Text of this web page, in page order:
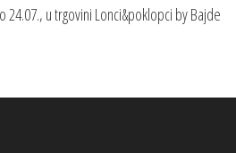
u trgovini Lonci&poklopci by Bajde